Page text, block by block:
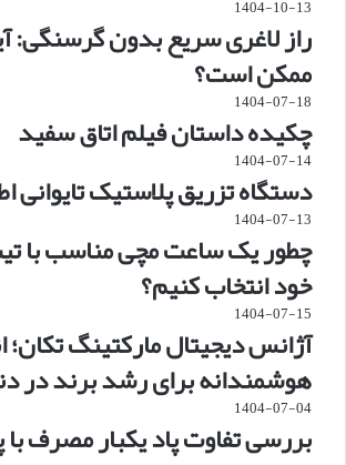
1404-10-13
راز لاغری سریع بدون گرسنگی:
ممکن است؟
1404-07-18
چکیده داستان فیلم اتاق سفید
1404-07-14
دستگاه تزریق پلاستیک
1404-07-13
چطور یک ساعت مچی مناسب با
خود انتخاب کنیم؟
1404-07-15
آژانس دیجیتال مارکتینگ تکان؛
هوشمندانه برای رشد برند در
1404-07-04
بررسی تفاوت پاد یکبار مصرف